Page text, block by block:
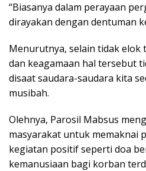
“Biasanya dalam perayaan
dirayakan dengan dentuman
Menurutnya, selain tidak elok
dan keagamaan hal tersebut
disaat saudara-saudara kita
musibah.
Olehnya, Parosil Mabsus
masyarakat untuk memaknai
kegiatan positif seperti doa
kemanusiaan bagi korban